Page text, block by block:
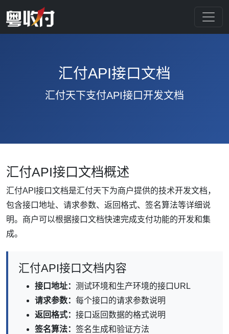
汇付API接口文档
汇付天下支付API接口开发文档
汇付API接口文档概述
汇付API接口文档是汇付天下为商户提供的技术开发文档，
包含接口地址、请求参数、返回格式、签名算法等详细说
明。商户可以根据接口文档快速完成支付功能的开发和集
成。
汇付API接口文档内容
接口地址： 测试环境和生产环境的接口URL
请求参数： 每个接口的请求参数说明
返回格式： 接口返回数据的格式说明
签名算法： 签名生成和验证方法